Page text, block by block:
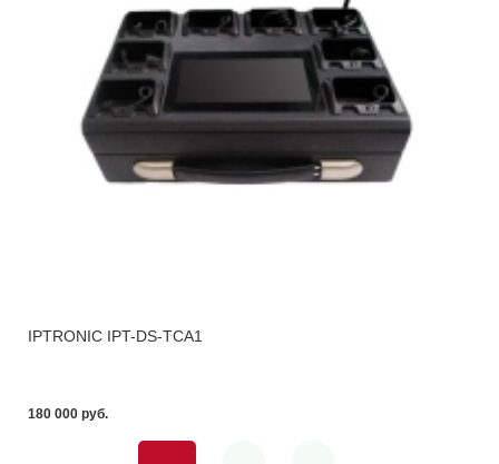
IPTRONIC IPT-DS-TCA1
180 000 pуб.